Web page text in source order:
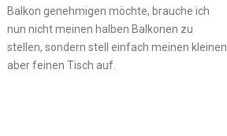
Balkon genehmigen möchte, brauche ich
nun nicht meinen halben Balkonen zu
stellen, sondern stell einfach meinen kleinen
aber feinen Tisch auf.